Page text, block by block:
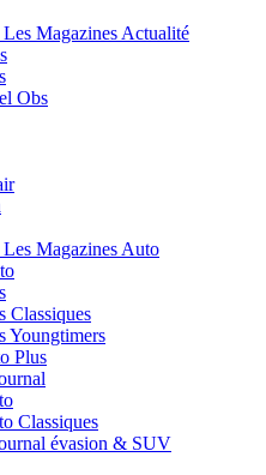
Magazines Actualité
Obs
Magazines Auto
Classiques
Youngtimers
Plus
Classiques
évasion & SUV